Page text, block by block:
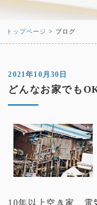
トップページ > ブログ
2021年10月30日
どんなお家でも
10年以上空き家、電